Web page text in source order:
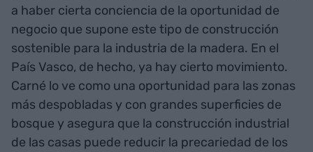
a haber cierta conciencia de la oportunidad de
negocio que supone este tipo de construcción
sostenible para la industria de la madera. En el
País Vasco, de hecho, ya hay cierto movimiento.
Carné lo ve como una oportunidad para las zonas
más despobladas y con grandes superficies de
bosque y asegura que la construcción industrial
de las casas puede reducir la precariedad de los